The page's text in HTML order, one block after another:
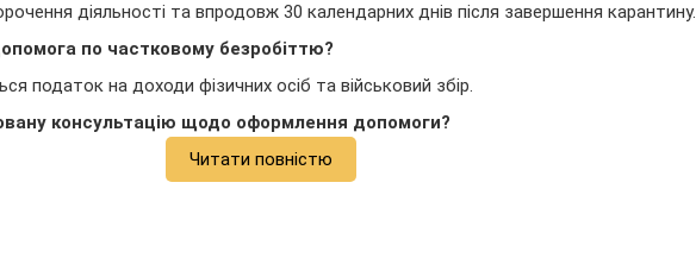
діяльності та впродовж 30 календарних днів після завершення карантину.
по частковому безробіттю?
податок на доходи фізичних осіб та військовий збір.
консультацію щодо оформлення допомоги?
Читати повністю